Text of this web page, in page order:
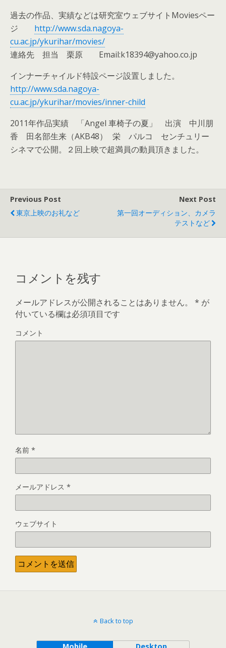
過去の作品、実績などは研究室ウェブサイトMoviesペー
ジ http://www.sda.nagoya-
cu.ac.jp/ykurihar/movies/
連絡先 担当 栗原 Email:k18394@yahoo.co.jp
インナーチャイルド特設ページ設置しました。
http://www.sda.nagoya-
cu.ac.jp/ykurihar/movies/inner-child
2011年作品実績 「Angel 車椅子の夏」 出演 中川朋
香 田名部生来（AKB48） 栄 パルコ センチュリー
シネマで公開。２回上映で超満員の動員頂きました。
Previous Post
東京上映のお礼など
Next Post
第一回オーディション、カメラ
テストなど
コメントを残す
メールアドレスが公開されることはありません。 * が
付いている欄は必須項目です
コメント
名前 *
メールアドレス *
ウェブサイト
Back to top